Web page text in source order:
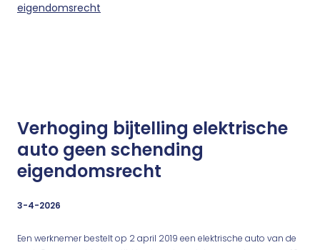
eigendomsrecht
Verhoging bijtelling elektrische
auto geen schending
eigendomsrecht
3-4-2026
Een werknemer bestelt op 2 april 2019 een elektrische auto van de